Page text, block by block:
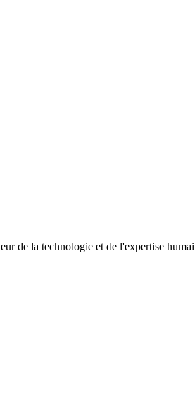
de la technologie et de l'expertise